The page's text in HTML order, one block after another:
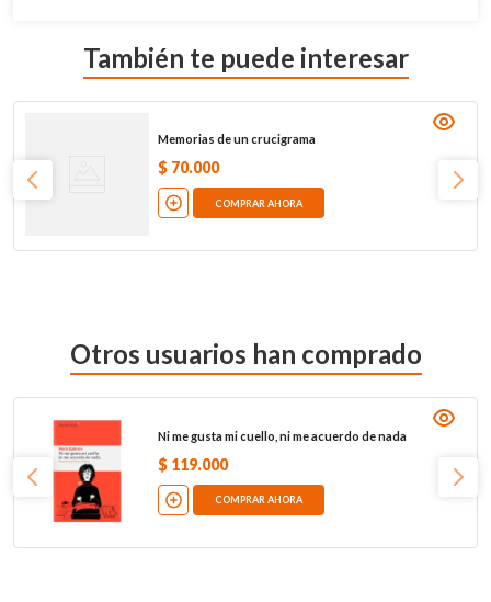
También te puede interesar
Memorias de un crucigrama
$ 70.000
COMPRAR AHORA
Otros usuarios han comprado
Ni me gusta mi cuello, ni me acuerdo de nada
$ 119.000
COMPRAR AHORA